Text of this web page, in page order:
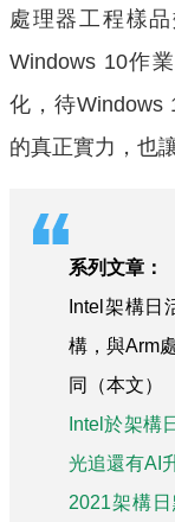
處理器工程樣
Windows 10作
化，待Windows
的真正實力，也
系列文章：
Intel架構日
構，與Arm
同（本文）
Intel於架構
光追還有AI
2021架構